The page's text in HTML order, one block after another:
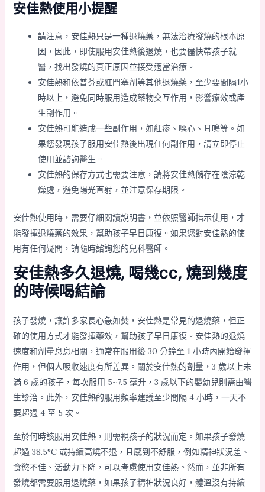
安佳熱使用小提醒
請注意，安佳熱只是一種退燒藥，無法治療發燒的根本原
因，因此，即使服用安佳熱後退燒，也要儘快帶孩子就
醫，找出發燒的真正原因並接受適當治療。
安佳熱和依普芬或肛門塞劑等其他退燒藥，至少要間隔1小
時以上，避免同時服用造成藥物交互作用，影響療效或產
生副作用。
安佳熱可能造成一些副作用，如紅疹、噁心、耳鳴等。如
果您發現孩子服用安佳熱後出現任何副作用，請立即停止
使用並諮詢醫生。
安佳熱的保存方式也需要注意，請將安佳熱儲存在陰涼乾
燥處，避免陽光直射，並注意保存期限。
安佳熱使用時，需要仔細閱讀說明書，並依照醫師指示使用，才
能發揮退燒藥的效果，幫助孩子早日康復。如果您對安佳熱的使
用有任何疑問，請隨時諮詢您的兒科醫師。
安佳熱多久退燒, 喝幾cc, 燒到幾度
的時候喝結論
孩子發燒，讓許多家長心急如焚，安佳熱是常見的退燒藥，但正
確的使用方式才能發揮藥效，幫助孩子早日康復。安佳熱的退燒
速度和劑量息息相關，通常在服用後 30 分鐘至 1 小時內開始發揮
作用，但個人吸收速度有所差異。關於安佳熱的劑量，3 歲以上未
滿 6 歲的孩子，每次服用 5~7.5 毫升，3 歲以下的嬰幼兒則需由醫
生診治。此外，安佳熱的服用頻率建議至少間隔 4 小時，一天不
要超過 4 至 5 次。
至於何時該服用安佳熱，則需視孩子的狀況而定。如果孩子發燒
超過 38.5°C 或持續高燒不退，且感到不舒服，例如精神狀況差、
食慾不佳、活動力下降，可以考慮使用安佳熱。然而，並非所有
發燒都需要服用退燒藥，如果孩子精神狀況良好，體溫沒有持續